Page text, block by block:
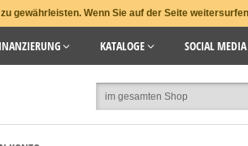
gewährleisten. Wenn Sie auf der Seite
KATALOGE SOCIAL MEDIA